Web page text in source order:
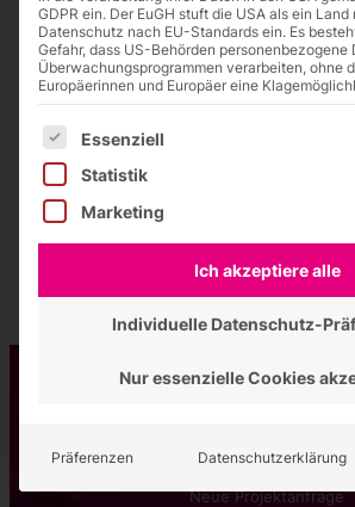
Kategorie: Allgemein
Jetzt Kontakt
Neue Projektanfrage
GDPR ein. Der EuGH stuft die USA als ein
Datenschutz nach EU-Standards ein. Es
Gefahr, dass US-Behörden personenbezogene
Überwachungsprogrammen verarbeiten, ohne
Europäerinnen und Europäer eine
Es folgt eine Liste der Service-Gruppen,
Essenziell
Statistik
Marketing
Ich akzeptiere alle
Individuelle Datenschutz-
Nur essenzielle Cookies
Präferenzen Datenschutzerklärung